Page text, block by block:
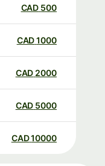
500
CAD
1000
CAD
2000
CAD
5000
CAD
10000
CAD